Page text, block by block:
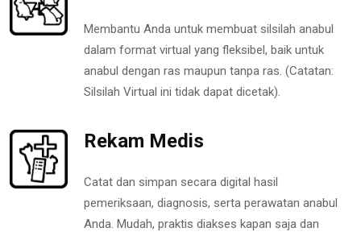
Membantu Anda untuk membuat silsilah anabul
dalam format virtual yang fleksibel, baik untuk
anabul dengan ras maupun tanpa ras. (Catatan:
Silsilah Virtual ini tidak dapat dicetak).
Rekam Medis
Catat dan simpan secara digital hasil
pemeriksaan, diagnosis, serta perawatan anabul
Anda. Mudah, praktis diakses kapan saja dan